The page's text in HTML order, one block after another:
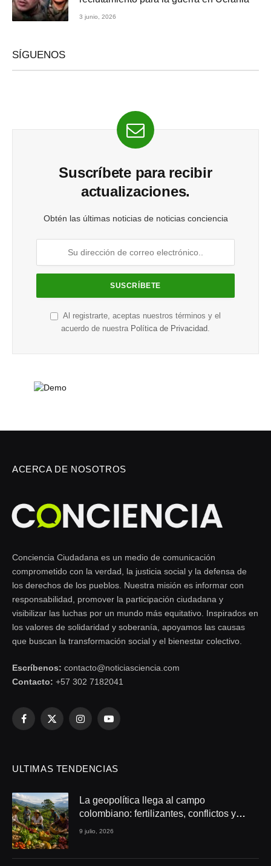
3 junio, 2026
SÍGUENOS
Suscríbete para recibir
actualizaciones.
Obtén las últimas noticias de noticias conciencia
Al registrarte, aceptas nuestros términos y el
acuerdo de nuestra Política de Privacidad.
ACERCA DE NOSOTROS
Conciencia Ciudadana es un medio de comunicación
comprometido con la verdad, la justicia social y la defensa de
los derechos de los pueblos. Nuestra misión es informar con
responsabilidad, promover la participación ciudadana y
visibilizar las luchas por un mundo más equitativo. Inspirados en
los valores de solidaridad y soberanía, apoyamos las causas
que buscan la transformación social y el bienestar colectivo.
Escríbenos: contacto@noticiasciencia.com
Contacto: +57 302 7182041
Facebook
X
InstagramYouTube
ULTIMAS TENDENCIAS
La geopolítica llega al campo
colombiano: fertilizantes, conflictos y
seguridad alimentaria
9 julio, 2026